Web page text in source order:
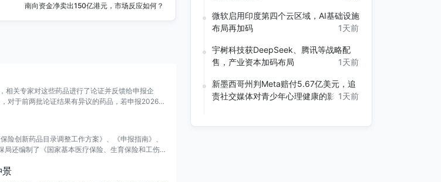
南向资金净卖出150亿港元，市场反应如何？
相关专家对这些药品进行了论证并反馈给申报企
对于前两批论证结果有异议的药品，若申报2026年
创新药品目录调整工作方案》、《申报指南》、
还编制了《国家基本医疗保险、生育保险和工伤保
景
1天前
微软启用印度第四个云区域，AI基础设施
布局再加码
1天前
宇树科技获DeepSeek、腾讯等战略配
售，产业资本加码布局
1天前
新墨西哥州判Meta赔付5.67亿美元，追
责社交媒体对青少年心理健康的影响